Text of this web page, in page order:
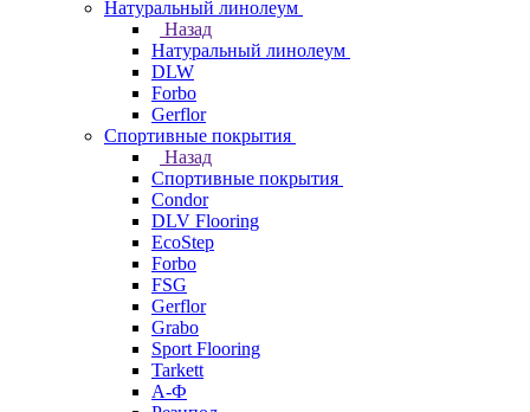
Натуральный линолеум
Назад
Натуральный линолеум
DLW
Forbo
Gerflor
Спортивные покрытия
Назад
Спортивные покрытия
Condor
DLV Flooring
EcoStep
Forbo
FSG
Gerflor
Grabo
Sport Flooring
Tarkett
А-Ф